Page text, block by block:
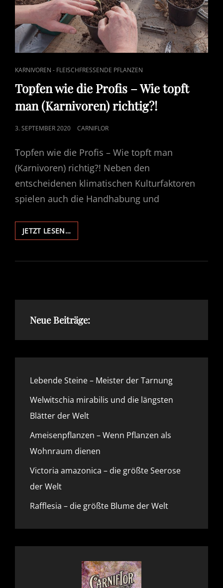
CAT
LINKS
KARNIVOREN - FLEISCHFRESSENDE PFLANZEN
Topfen wie die Profis – Wie topft
man (Karnivoren) richtig?!
POSTED
3. SEPTEMBER 2020 CARNIFLOR
Topfen wie die Profis – Wie topft man
(Karnivoren) richtig?! Neben den
entscheidenen klimatischen Kulturfaktoren
spielen auch die Handhabung und
JETZT LESEN…
WIE
PROFIS
RICHTIG?!
Neue Beiträge:
Lebende Steine – Meister der Tarnung
Welwitschia mirabilis und die längsten
Blätter der Welt
Ameisenpflanzen – Wenn Pflanzen als
Wohnraum dienen
Victoria amazonica – die größte Seerose
der Welt
Rafflesia – die größte Blume der Welt